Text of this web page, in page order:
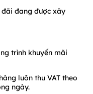
đãi đang được xây
trình khuyến mãi
luôn thu VAT theo
ngày.